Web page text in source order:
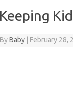
Keeping
ByBaby February 28,